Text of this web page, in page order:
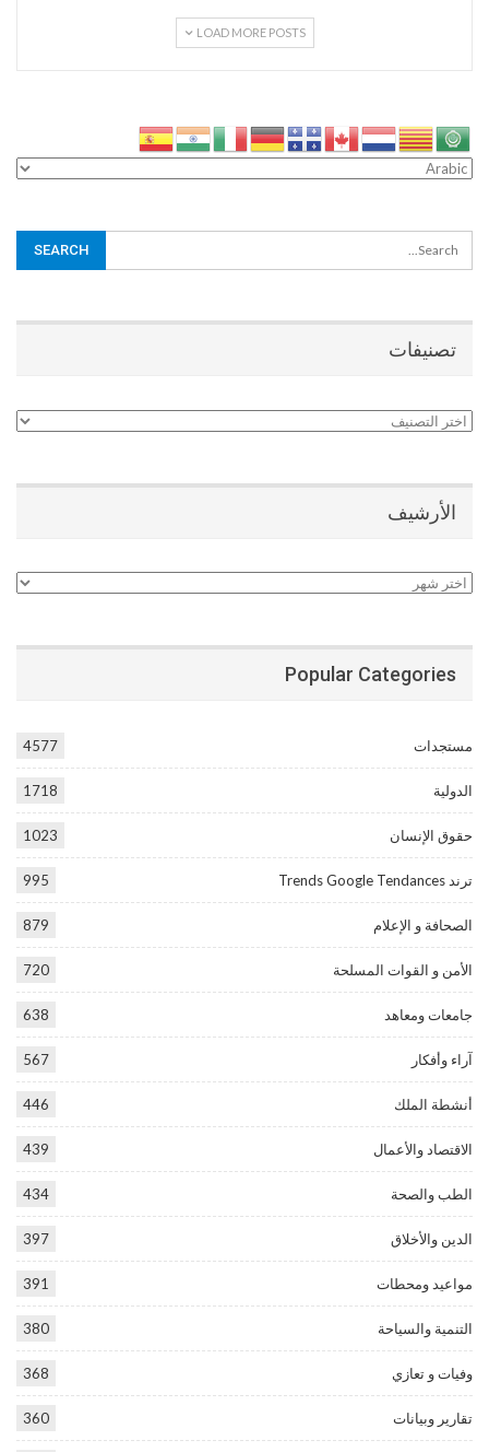
LOAD MORE POSTS
تصنيفات
تصنيفات
الأرشيف
الأرشيف
Popular Categories
مستجدات 4577
الدولية 1718
حقوق الإنسان 1023
ترند Trends Google Tendances 995
الصحافة و الإعلام 879
الأمن و القوات المسلحة 720
جامعات ومعاهد 638
آراء وأفكار 567
أنشطة الملك 446
الاقتصاد والأعمال 439
الطب والصحة 434
الدين والأخلاق 397
مواعيد ومحطات 391
التنمية والسياحة 380
وفيات و تعازي 368
تقارير وبيانات 360